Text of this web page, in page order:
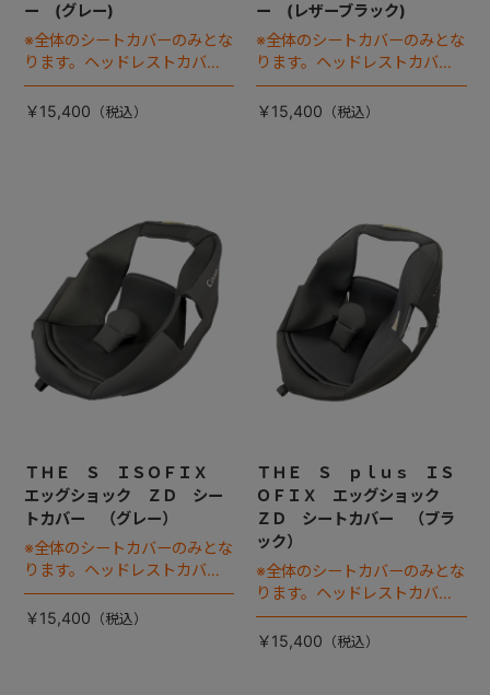
ー (グレー)
※全体のシートカバーのみとな
ります。ヘッドレストカバー
は別売りです。
￥15,400
ー (レザーブラック)
※全体のシートカバーのみとな
ります。ヘッドレストカバー
は別売りです。
￥15,400
ＴＨＥ Ｓ ＩＳＯＦＩＸ
エッグショック ＺＤ シー
トカバー （グレー）
※全体のシートカバーのみとな
ります。ヘッドレストカバー
は別売りです。
￥15,400
ＴＨＥ Ｓ ｐｌｕｓ ＩＳ
ＯＦＩＸ エッグショック
ＺＤ シートカバー （ブラ
ック）
※全体のシートカバーのみとな
ります。ヘッドレストカバー
は別売りです。
￥15,400